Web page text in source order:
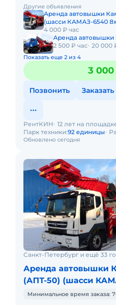
Другие объявления
Аренда автовышки
(шасси КАМАЗ-6540
4 000 ₽ час
Аренда автовышки
2 500 ₽ час 20 000
Показать еще 2 из 4
3
Позвонить Заказать
Обновлено сегодня
РентКИН 12 лет на
Парк техники:92 единицы
Санкт-Петербург и ещё 33
Аренда автовышки
(АПТ-50) (шасси
Минимальное время заказа: